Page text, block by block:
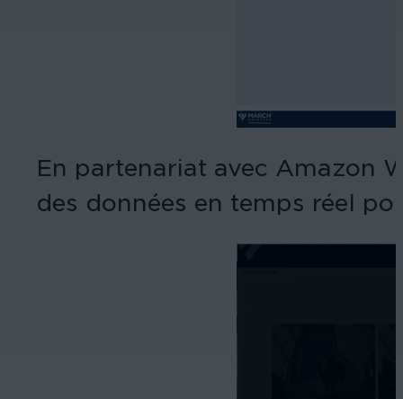
En partenariat avec Amazon
des données en temps réel